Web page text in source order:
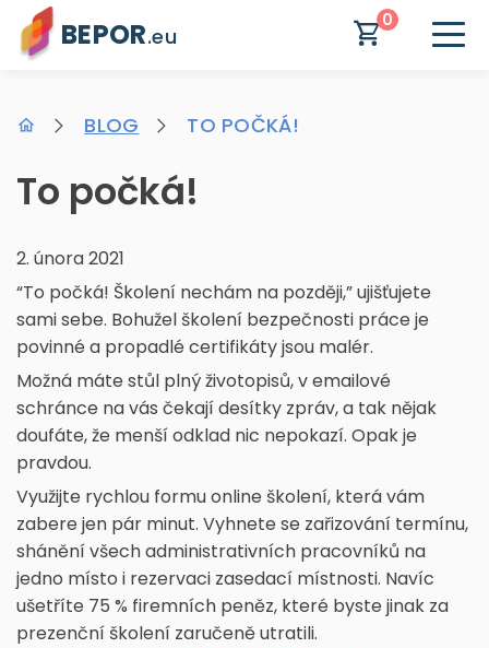
BEPOR.eu
0
BLOG TO POČKÁ!
To počká!
2. února 2021
“To počká! Školení nechám na později,” ujišťujete
sami sebe. Bohužel školení bezpečnosti práce je
povinné a propadlé certifikáty jsou malér.
Možná máte stůl plný životopisů, v emailové
schránce na vás čekají desítky zpráv, a tak nějak
doufáte, že menší odklad nic nepokazí. Opak je
pravdou.
Využijte rychlou formu online školení, která vám
zabere jen pár minut. Vyhnete se zařizování termínu,
shánění všech administrativních pracovníků na
jedno místo i rezervaci zasedací místnosti. Navíc
ušetříte 75 % firemních peněz, které byste jinak za
prezenční školení zaručeně utratili.